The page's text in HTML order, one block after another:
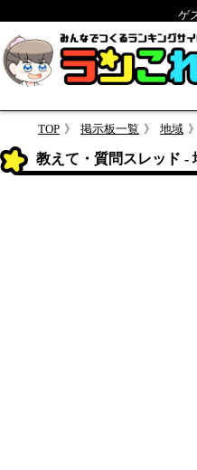
ゲ
TOP 掲示板一覧 地域
教えて・質問スレッド -